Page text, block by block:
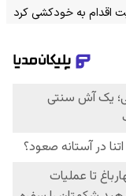
اقدام به خودکشی کرد